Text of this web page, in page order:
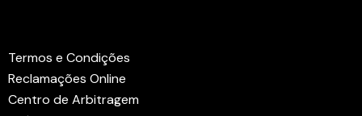
Termos e Condições
Reclamações Online
Centro de Arbitragem